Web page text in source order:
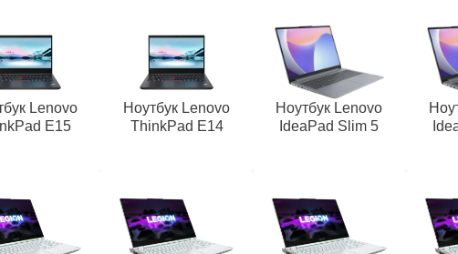
Lenovo
E15
Ноутбук Lenovo
ThinkPad E14
Ноутбук Lenovo
IdeaPad Slim 5